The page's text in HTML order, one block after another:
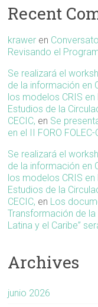
Recent
krawer en
Revisando el
Se realizará el
de la información en
los modelos CRIS
Estudios de la
CECIC, en Se
en el II FORO
Se realizará el
de la información en
los modelos CRIS
Estudios de la
CECIC, en Los
Transformación de
Latina y el Caribe”
Archives
junio 2026